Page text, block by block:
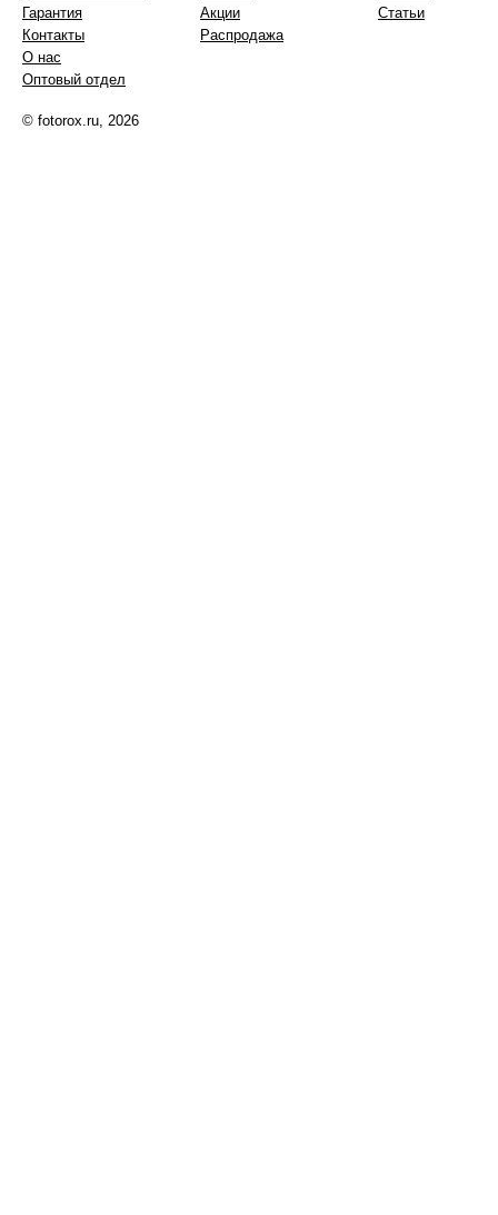
Гарантия
Контакты
О нас
Оптовый отдел
Акции
Распродажа
Статьи
© fotorox.ru, 2026